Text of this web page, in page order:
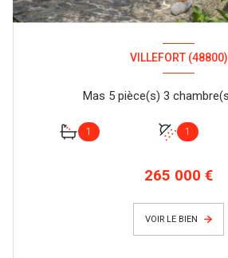
VILLEFORT (48800)
1 1
265 000 €
VOIR LE BIEN